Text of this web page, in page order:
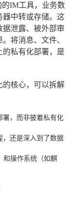
IM工具，业务数
器中转或存储。这
泄露、被外部审
将消息、文件、
的私有化部署，是
的核心，可以拆解
署，而非披着私有化
，还是深入到了数据
和操作系统（如麒